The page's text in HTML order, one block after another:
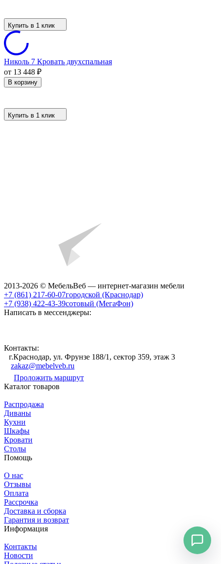
Купить в 1 клик
Николь 7 Кровать двухспальная
от 13 448 ₽
В корзину
Купить в 1 клик
2013-2026 © МебельВеб — интернет-магазин мебели
+7 (861) 217-60-07городской (Краснодар)
+7 (938) 422-43-39сотовый (МегаФон)
Написать в мессенджеры:
Контакты:
г.Краснодар, ул. Фрунзе 188/1, сектор 359, этаж 3
zakaz@mebelveb.ru
Проложить маршрут
Каталог товаров
Распродажа
Диваны
Кухни
Шкафы
Кровати
Столы
Помощь
О нас
Отзывы
Оплата
Рассрочка
Доставка и сборка
Гарантия и возврат
Информация
Контакты
Новости